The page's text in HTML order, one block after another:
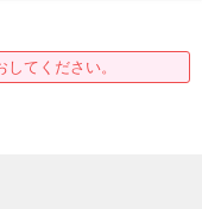
てください。